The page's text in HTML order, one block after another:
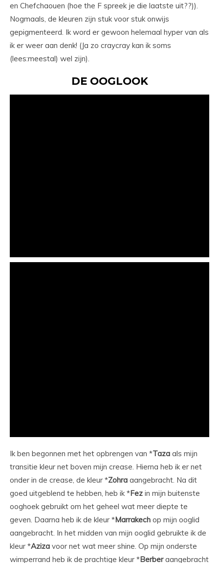
en Chefchaouen (hoe the F spreek je die laatste uit??)).
Nogmaals, de kleuren zijn stuk voor stuk onwijs
gepigmenteerd. Ik word er gewoon helemaal hyper van als
ik er weer aan denk! (Ja zo craycray kan ik soms
(lees:meestal) wel zijn).
DE OOGLOOK
Ik ben begonnen met het opbrengen van *Taza als mijn
transitie kleur net boven mijn crease. Hierna heb ik er net
onder in de crease, de kleur *Zohra aangebracht. Na dit
goed uitgeblend te hebben, heb ik *Fez in mijn buitenste
ooghoek gebruikt om het geheel wat meer diepte te
geven. Daarna heb ik de kleur *Marrakech op mijn ooglid
aangebracht. In het midden van mijn ooglid gebruikte ik de
kleur *Aziza voor net wat meer shine. Op mijn onderste
wimperrand heb ik de prachtige kleur *Berberaangebracht